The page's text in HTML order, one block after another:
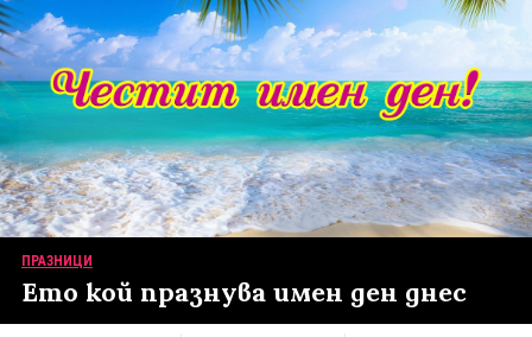
ПРАЗНИЦИ
Ето кой празнува имен ден днес